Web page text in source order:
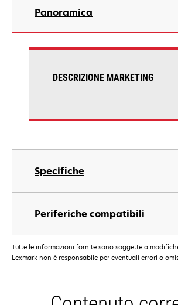
Panoramica
Specifiche
Periferiche compatibili
DESCRIZIONE MARKETING
Tutte le informazioni fornite sono soggette a
Lexmark non è responsabile per eventuali errori o